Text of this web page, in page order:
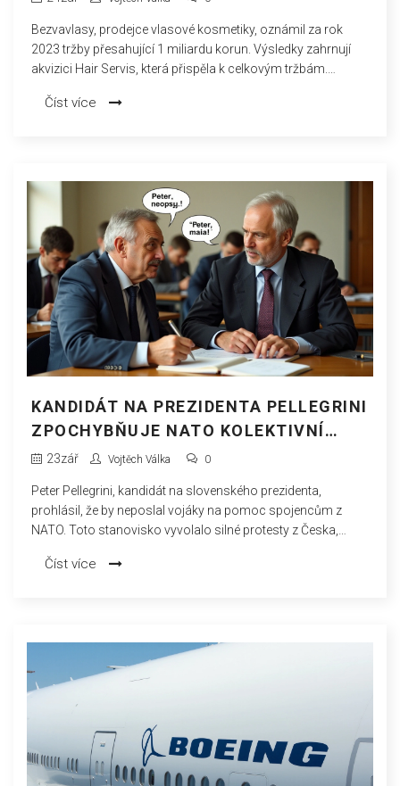
Bezvavlasy, prodejce vlasové kosmetiky, oznámil za rok
2023 tržby přesahující 1 miliardu korun. Výsledky zahrnují
akvizici Hair Servis, která přispěla k celkovým tržbám.
který má dále směrovat růst a strategii firmy.
Číst více
KANDIDÁT NA PREZIDENTA PELLEGRINI
ZPOCHYBŇUJE NATO KOLEKTIVNÍ
OBRANU, PROTESTY Z ČESKA
23zář Vojtěch Válka 0
Peter Pellegrini, kandidát na slovenského prezidenta,
prohlásil, že by neposlal vojáky na pomoc spojencům z
NATO. Toto stanovisko vyvolalo silné protesty z Česka,
bezpečnost aliance založena. Kritici upozorňují, že by to
Číst více